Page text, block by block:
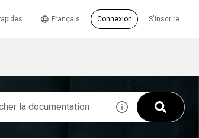
S'inscrire
Français Connexion